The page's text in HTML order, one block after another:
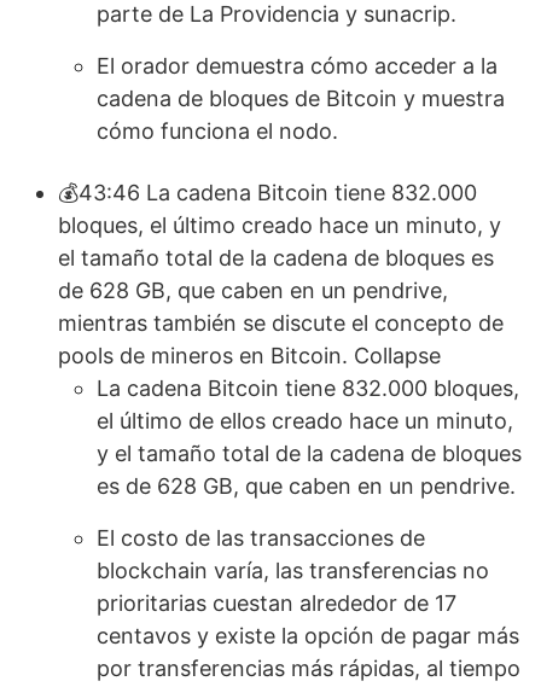
parte de La Providencia y sunacrip.
El orador demuestra cómo acceder a la
cadena de bloques de Bitcoin y muestra
cómo funciona el nodo.
💰43:46 La cadena Bitcoin tiene 832.000
bloques, el último creado hace un minuto, y
el tamaño total de la cadena de bloques es
de 628 GB, que caben en un pendrive,
mientras también se discute el concepto de
pools de mineros en Bitcoin. Collapse
La cadena Bitcoin tiene 832.000 bloques,
el último de ellos creado hace un minuto,
y el tamaño total de la cadena de bloques
es de 628 GB, que caben en un pendrive.
El costo de las transacciones de
blockchain varía, las transferencias no
prioritarias cuestan alrededor de 17
centavos y existe la opción de pagar más
por transferencias más rápidas, al tiempo